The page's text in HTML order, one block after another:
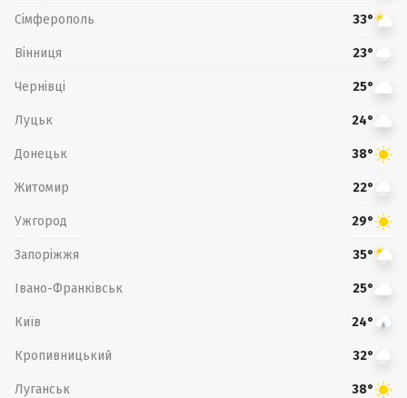
Сімферополь 33°
Вінниця 23°
Чернівці 25°
Луцьк 24°
Донецьк 38°
Житомир 22°
Ужгород 29°
Запоріжжя 35°
Івано-Франківськ 25°
Київ 24°
Кропивницький 32°
Луганськ 38°